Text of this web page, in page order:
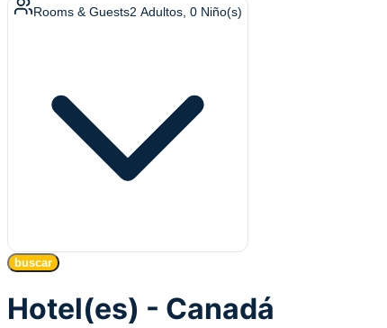
Rooms & Guests2 Adultos 0 Niño(s)
buscar
Hotel(es) - Canadá